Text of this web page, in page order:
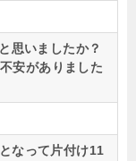
思いましたか？
安がありました
なって片付け11